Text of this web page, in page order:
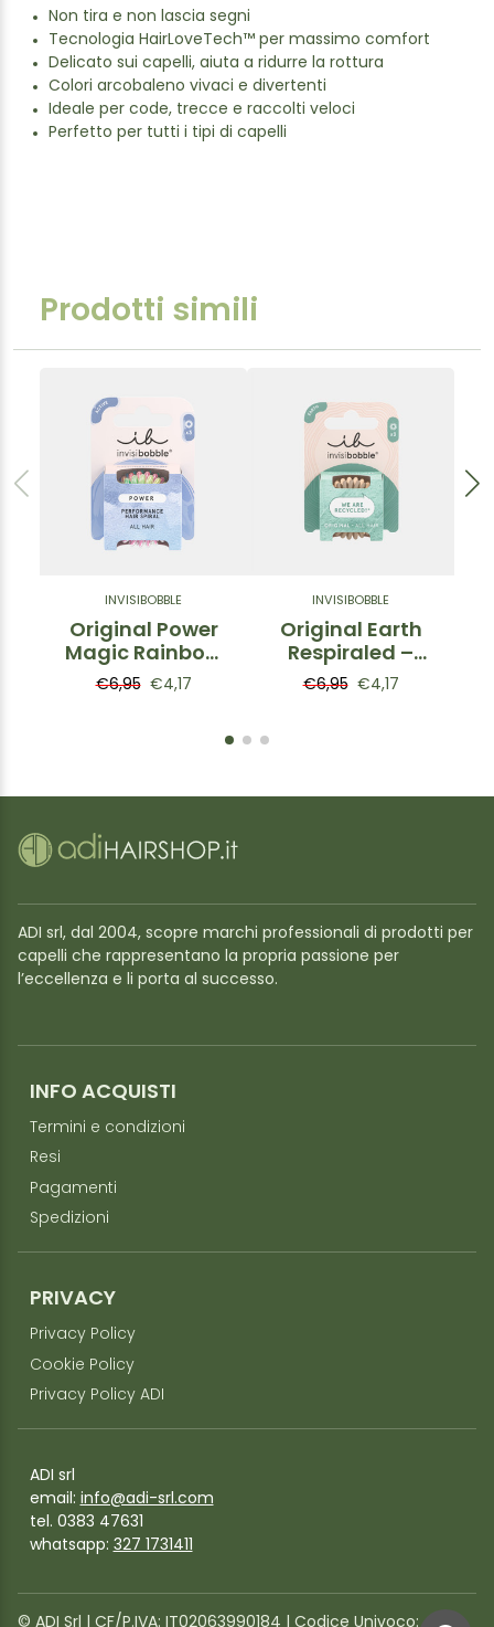
Non tira e non lascia segni
Tecnologia HairLoveTech™ per massimo comfort
Delicato sui capelli, aiuta a ridurre la rottura
Colori arcobaleno vivaci e divertenti
Ideale per code, trecce e raccolti veloci
Perfetto per tutti i tipi di capelli
Prodotti simili
INVISIBOBBLE
Original Power
Magic Rainbow
– Elastico a
€6,95 €4,17
INVISIBOBBLE
Original Earth
Respiraled –
Elastici a Spirale
€6,95 €4,17
ADI srl, dal 2004, scopre marchi professionali di prodotti per
capelli che rappresentano la propria passione per
l’eccellenza e li porta al successo.
INFO ACQUISTI
Termini e condizioni
Resi
Pagamenti
Spedizioni
PRIVACY
Privacy Policy
Cookie Policy
Privacy Policy ADI
ADI srl
email: info@adi-srl.com
tel. 0383 47631
whatsapp: 327 1731411
©️ ADI Srl | CF/P.IVA: IT02063990184 | Codice Univoco: